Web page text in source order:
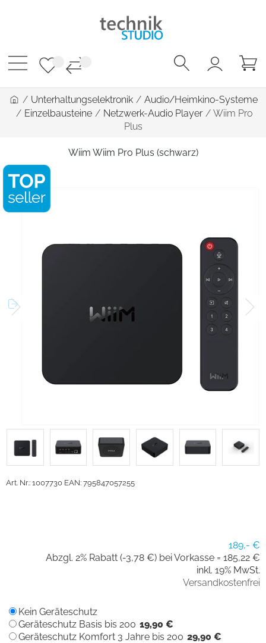
/ Unterhaltungselektronik / Audio/Heimkino-Systeme
/ Einzelbausteine / Netzwerk-Audio Player / Wiim Pro
Plus
Wiim Wiim Pro Plus (schwarz)
Art. Nr.: 1007730 EAN: 795847057255
189,- €
Abzgl. 2% Rabatt (-3,78 €) bei Vorkasse = 185,22 €
inkl. 19% MwSt.
Versandkostenfrei
Kein Geräteschutz
Geräteschutz Basis bis 200 19,90 €
Geräteschutz Komfort 3 Jahre bis 200 29,90 €